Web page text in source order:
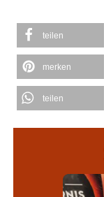
teilen
merken
teilen